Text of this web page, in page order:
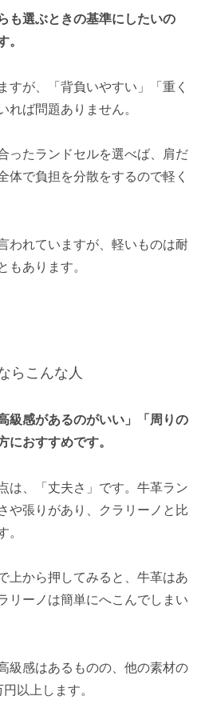
も選ぶときの基準にしたいの
。
すが、「背負いやすい」「重く
れば問題ありません。
ったランドセルを選べば、肩だ
体で負担を分散をするので軽く
われていますが、軽いものは耐
もあります。
らこんな人
級感があるのがいい」「周りの
におすすめです。
は、「丈夫さ」です。牛革ラン
や張りがあり、クラリーノと比
。
上から押してみると、牛革はあ
リーノは簡単にへこんでしまい
級感はあるものの、他の素材の
以上します。